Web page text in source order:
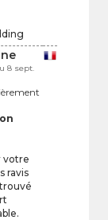
8 sept.
votre
ravis